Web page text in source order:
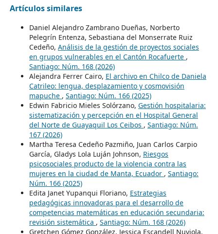
Artículos similares
Daniel Alejandro Zambrano Dueñas, Norberto
Pelegrín Entenza, Sebastiana del Monserrate Ruiz
Cedeño, Análisis de la gestión de proyectos sociales
en grupos vulnerables en el Cantón Rocafuerte ,
Santiago: Núm. 168 (2026)
Alejandra Ferrer Cairo, El archivo en Chilco de Daniela
Catrileo: lengua, desplazamiento y cosmovisión
mapuche , Santiago: Núm. 166 (2025)
Edwin Fabricio Mieles Solórzano, Gestión hospitalaria:
sistematización y percepción en el Hospital General
del Norte de Guayaquil Los Ceibos , Santiago: Núm.
167 (2026)
Martha Teresa Cedeño Pazmiño, Juan Carlos Carpio
García, Gladys Lola Luján Johnson, Riesgos
psicosociales producto de la violencia contra las
mujeres en la ciudad de Manta, Ecuador , Santiago:
Núm. 166 (2025)
Edita Janet Yupanqui Floriano, Estrategias
pedagógicas innovadoras para el desarrollo de
competencias matemáticas en educación secundaria:
revisión sistemática , Santiago: Núm. 168 (2026)
Gretchen Gómez González, Jessica Escandell Nuviola,